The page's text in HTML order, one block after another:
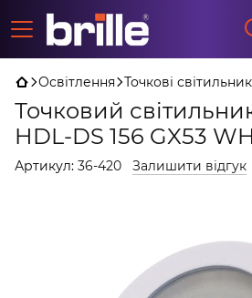
Освітлення Точкові
Точковий
HDL-DS 156 GX53
Артикул: 36-420 Залишити відгук